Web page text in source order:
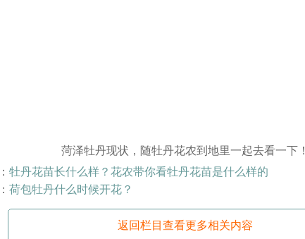
菏泽牡丹现状，随牡丹花农到地里一起去看一下！
牡丹花苗长什么样？花农带你看牡丹花苗是什么样的
荷包牡丹什么时候开花？
返回栏目查看更多相关内容